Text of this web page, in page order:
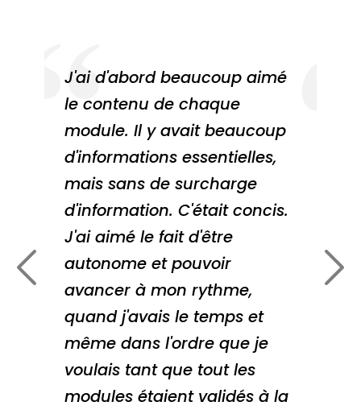
J'ai d'abord beaucoup aimé
le contenu de chaque
module. Il y avait beaucoup
d'informations essentielles,
mais sans de surcharge
d'information. C'était concis.
J'ai aimé le fait d'être
autonome et pouvoir
avancer à mon rythme,
quand j'avais le temps et
même dans l'ordre que je
voulais tant que tout les
modules étaient validés à la